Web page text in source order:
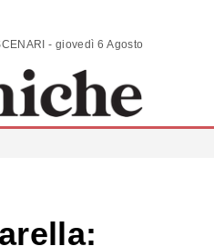
ANALISI | COMMENTI | SCENARI - giovedì 6 Agosto 2026